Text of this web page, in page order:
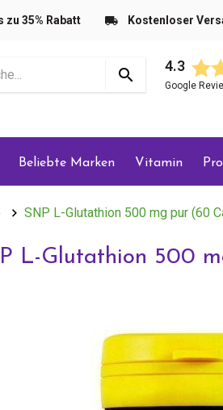
zu 35% Rabatt Kostenloser
4.3
Google
Beliebte Marken Vitamin
SNP L-Glutathion 500 mg pur (60
L-Glutathion 500